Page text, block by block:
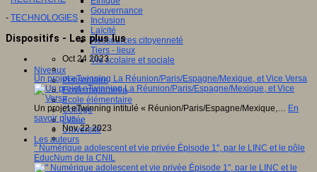
Gouvernance
Inclusion
Laïcité
Ressources citoyenneté
Tiers - lieux
Vie scolaire et sociale
Niveaux
Périscolaire
Ecole maternelle
Ecole élémentaire
Collège
Lycée
Université
Les auteurs
- TECHNOLOGIES
Dispositifs - Les plus lus
Oct 24 2023
Un projet eTwinning La Réunion/Paris/Espagne/Mexique, et Vice Versa
Un projet eTwinning intitulé « Réunion/Paris/Espagne/Mexique,… En
savoir plus...
Nov 22 2023
" Numérique adolescent et vie privée Épisode 1", par le LINC et le pôle
EducNum de la CNIL